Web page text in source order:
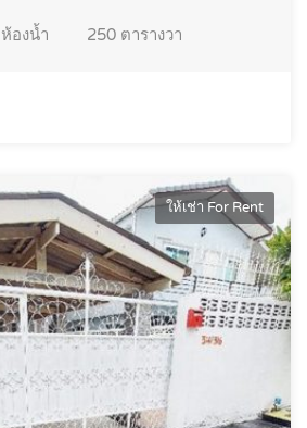
ห้องน้ำ 250 ตารางวา
ให้เช่า For Rent